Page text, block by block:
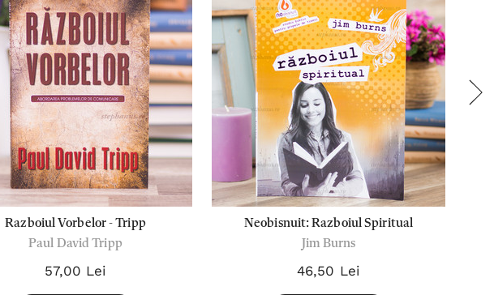
Razboiul Vorbelor - Tripp
Paul David Tripp
57,00 Lei
Neobisnuit: Razboiul Spiritual
Jim Burns
46,50 Lei